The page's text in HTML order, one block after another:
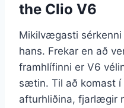
the Clio V6
Mikilvægasti
hans. Frekar en að
framhlífinni er V6
sætin. Til að komast í
afturhliðina, fjarlægir